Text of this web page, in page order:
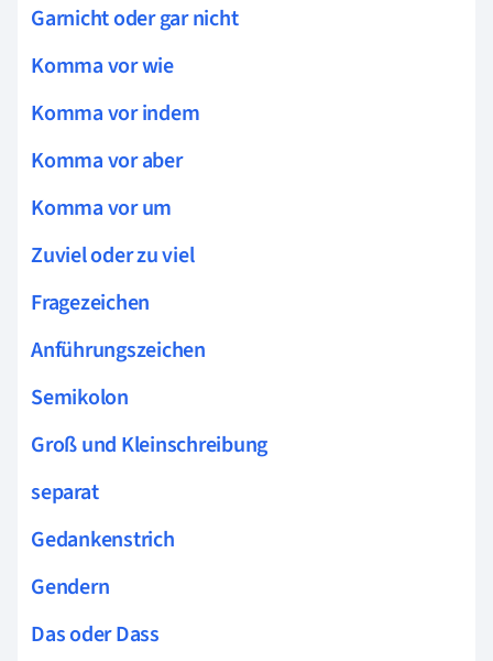
Garnicht oder gar nicht
Komma vor wie
Komma vor indem
Komma vor aber
Komma vor um
Zuviel oder zu viel
Fragezeichen
Anführungszeichen
Semikolon
Groß und Kleinschreibung
separat
Gedankenstrich
Gendern
Das oder Dass